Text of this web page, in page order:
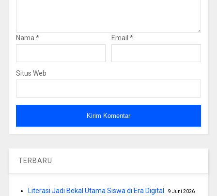
Nama * Email *
Situs Web
TERBARU
Literasi Jadi Bekal Utama Siswa di Era Digital 9 Juni 2026